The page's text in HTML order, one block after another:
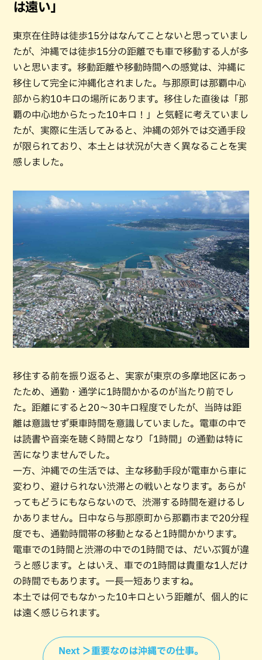
は遠い」
東京在住時は徒歩15分はなんてことないと思っていまし
たが、沖縄では徒歩15分の距離でも車で移動する人が多
いと思います。移動距離や移動時間への感覚は、沖縄に
移住して完全に沖縄化されました。与那原町は那覇中心
部から約10キロの場所にあります。移住した直後は「那
覇の中心地からたった10キロ！」と気軽に考えていまし
たが、実際に生活してみると、沖縄の郊外では交通手段
が限られており、本土とは状況が大きく異なることを実
感しました。
移住する前を振り返ると、実家が東京の多摩地区にあっ
たため、通勤・通学に1時間かかるのが当たり前でし
た。距離にすると20〜30キロ程度でしたが、当時は距
離は意識せず乗車時間を意識していました。電車の中で
は読書や音楽を聴く時間となり「1時間」の通勤は特に
苦になりませんでした。
一方、沖縄での生活では、主な移動手段が電車から車に
変わり、避けられない渋滞との戦いとなります。あらが
ってもどうにもならないので、渋滞する時間を避けるし
かありません。日中なら与那原町から那覇市まで20分程
度でも、通勤時間帯の移動となると1時間かかります。
電車での1時間と渋滞の中での1時間では、だいぶ質が違
うと感じます。とはいえ、車での1時間は貴重な1人だけ
の時間でもあります。一長一短ありますね。
本土では何でもなかった10キロという距離が、個人的に
は遠く感じられます。
Next ＞重要なのは沖縄での仕事。